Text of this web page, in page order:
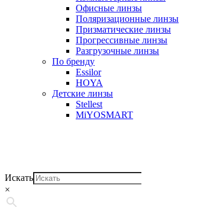
Офисные линзы
Поляризационные линзы
Призматические линзы
Прогрессивные линзы
Разгрузочные линзы
По бренду
Essilor
HOYA
Детские линзы
Stellest
MiYOSMART
Искать
×